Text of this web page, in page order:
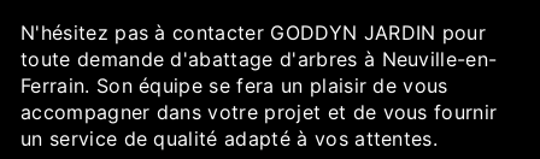
N'hésitez pas à contacter GODDYN JARDIN pour
toute demande d'abattage d'arbres à Neuville-en-
Ferrain. Son équipe se fera un plaisir de vous
accompagner dans votre projet et de vous fournir
un service de qualité adapté à vos attentes.